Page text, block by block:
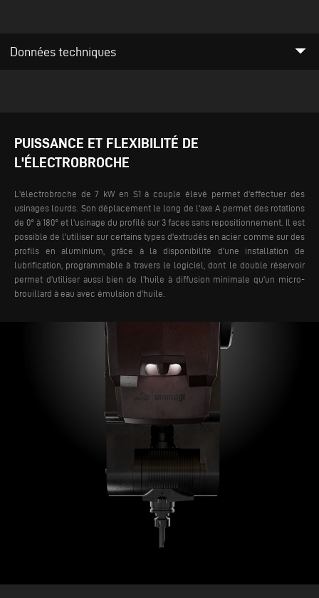
Données techniques arrow_drop_down
PUISSANCE ET FLEXIBILITÉ DE
L'ÉLECTROBROCHE
L'électrobroche de 7 kW en S1 à couple élevé permet d'effectuer des
usinages lourds. Son déplacement le long de l'axe A permet des rotations
de 0° à 180° et l'usinage du profilé sur 3 faces sans repositionnement. Il est
possible de l'utiliser sur certains types d'extrudés en acier comme sur des
profils en aluminium, grâce à la disponibilité d'une installation de
lubrification, programmable à travers le logiciel, dont le double réservoir
permet d'utiliser aussi bien de l'huile à diffusion minimale qu'un micro-
brouillard à eau avec émulsion d'huile.